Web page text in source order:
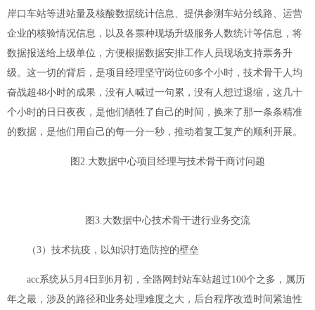
岸口车站等进站量及核酸数据统计信息、提供参测车站分线路、运营
企业的核验情况信息，以及各票种现场升级服务人数统计等信息，将
数据报送给上级单位，方便根据数据安排工作人员现场支持票务升
级。这一切的背后，是项目经理坚守岗位60多个小时，技术骨干人均
奋战超48小时的成果，没有人喊过一句累，没有人想过退缩，这几十
个小时的日日夜夜，是他们牺牲了自己的时间，换来了那一条条精准
的数据，是他们用自己的每一分一秒，推动着复工复产的顺利开展。
图2.大数据中心项目经理与技术骨干商讨问题
图3.大数据中心技术骨干进行业务交流
（3）技术抗疫，以知识打造防控的壁垒
acc系统从5月4日到6月初，全路网封站车站超过100个之多，属历
年之最，涉及的路径和业务处理难度之大，后台程序改造时间紧迫性